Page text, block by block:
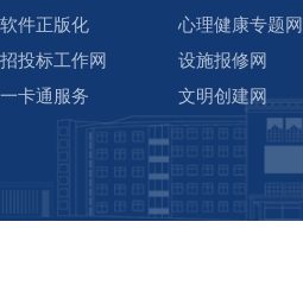
软件正版化
心理健康专题网
招投标工作网
设施报修网
一卡通服务
文明创建网